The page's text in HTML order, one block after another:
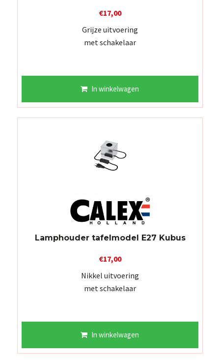
€17,00
Grijze uitvoering
met schakelaar
In winkelwagen
Lamphouder tafelmodel E27 Kubus
€17,00
Nikkel uitvoering
met schakelaar
In winkelwagen